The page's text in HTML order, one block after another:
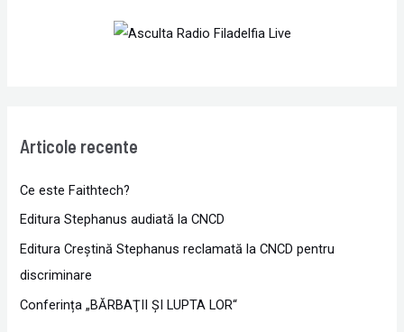
Articole recente
Ce este Faithtech?
Editura Stephanus audiată la CNCD
Editura Creștină Stephanus reclamată la CNCD pentru
discriminare
Conferința „BĂRBAŢII ŞI LUPTA LOR“